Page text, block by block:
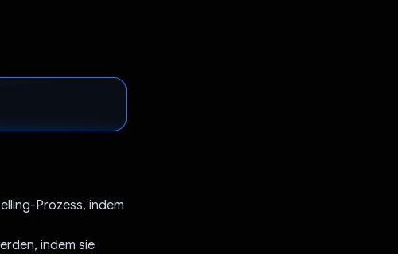
Prozess, indem
indem sie